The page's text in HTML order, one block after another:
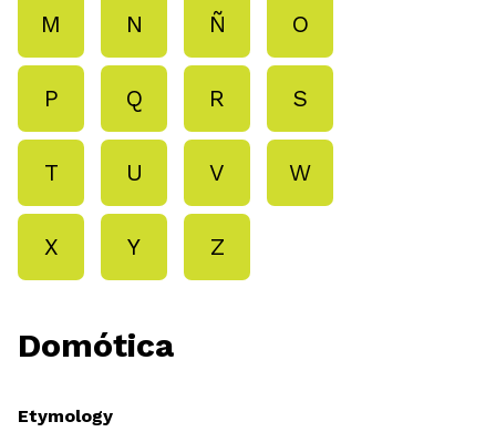
M N Ñ O
P Q R S
T U V W
X Y Z
Domótica
Etymology